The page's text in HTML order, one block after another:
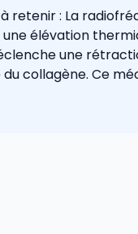
à retenir : La
une élévation
une
collagène. Ce